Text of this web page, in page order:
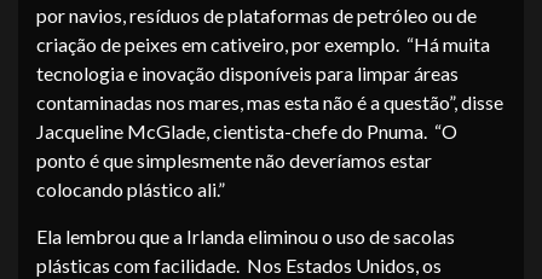
por navios, resíduos de plataformas de petróleo ou de
criação de peixes em cativeiro, por exemplo. “Há muita
tecnologia e inovação disponíveis para limpar áreas
contaminadas nos mares, mas esta não é a questão”, disse
Jacqueline McGlade, cientista-chefe do Pnuma. “O
ponto é que simplesmente não deveríamos estar
colocando plástico ali.”
Ela lembrou que a Irlanda eliminou o uso de sacolas
plásticas com facilidade. Nos Estados Unidos, os